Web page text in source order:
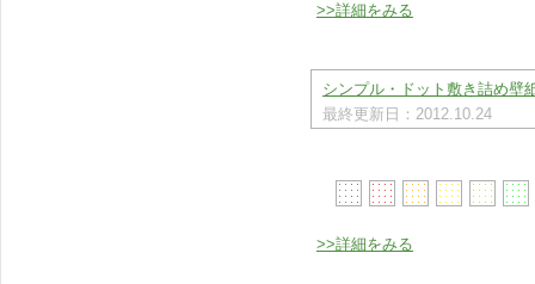
>>詳細をみる
シンプル・ドット敷き詰め壁
最終更新日：2012.10.24
>>詳細をみる